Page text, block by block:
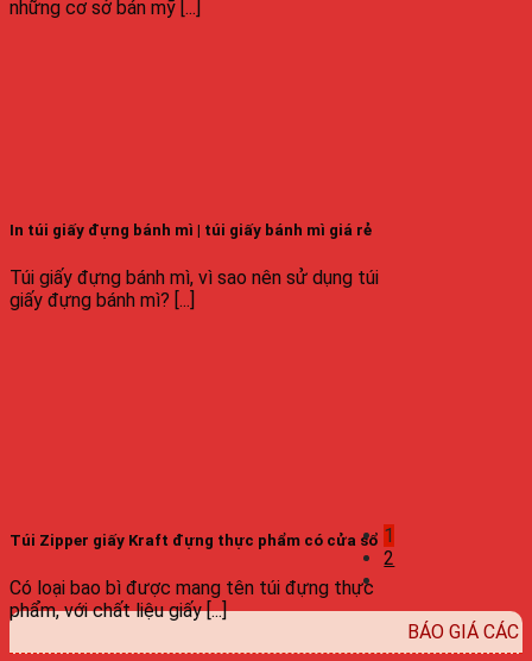
những cơ sở bán mỹ [...]
In túi giấy đựng bánh mì | túi giấy bánh mì giá rẻ
Túi giấy đựng bánh mì, vì sao nên sử dụng túi
giấy đựng bánh mì? [...]
Túi Zipper giấy Kraft đựng thực phẩm có cửa sổ
Có loại bao bì được mang tên túi đựng thực
phẩm, với chất liệu giấy [...]
1
2
BÁO GIÁ CÁC